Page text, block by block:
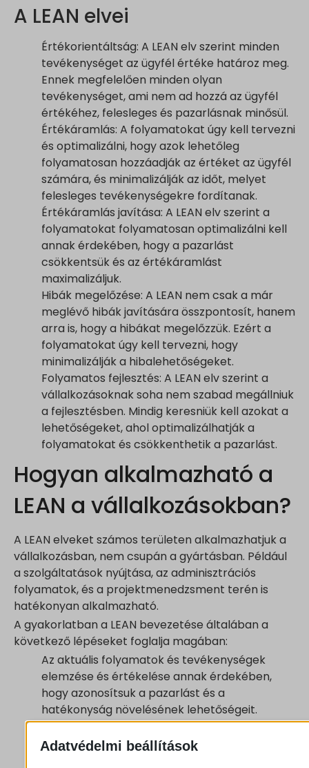
A LEAN elvei
Értékorientáltság: A LEAN elv szerint minden
tevékenységet az ügyfél értéke határoz meg.
Ennek megfelelően minden olyan
tevékenységet, ami nem ad hozzá az ügyfél
értékéhez, felesleges és pazarlásnak minősül.
Értékáramlás: A folyamatokat úgy kell tervezni
és optimalizálni, hogy azok lehetőleg
folyamatosan hozzáadják az értéket az ügyfél
számára, és minimalizálják az időt, melyet
felesleges tevékenységekre fordítanak.
Értékáramlás javítása: A LEAN elv szerint a
folyamatokat folyamatosan optimalizálni kell
annak érdekében, hogy a pazarlást
csökkentsük és az értékáramlást
maximalizáljuk.
Hibák megelőzése: A LEAN nem csak a már
meglévő hibák javítására összpontosít, hanem
arra is, hogy a hibákat megelőzzük. Ezért a
folyamatokat úgy kell tervezni, hogy
minimalizálják a hibalehetőségeket.
Folyamatos fejlesztés: A LEAN elv szerint a
vállalkozásoknak soha nem szabad megállniuk
a fejlesztésben. Mindig keresniük kell azokat a
lehetőségeket, ahol optimalizálhatják a
folyamatokat és csökkenthetik a pazarlást.
Hogyan alkalmazható a
LEAN a vállalkozásokban?
A LEAN elveket számos területen alkalmazhatjuk a
vállalkozásban, nem csupán a gyártásban. Például
a szolgáltatások nyújtása, az adminisztrációs
folyamatok, és a projektmenedzsment terén is
hatékonyan alkalmazható.
A gyakorlatban a LEAN bevezetése általában a
következő lépéseket foglalja magában:
Az aktuális folyamatok és tevékenységek
elemzése és értékelése annak érdekében,
hogy azonosítsuk a pazarlást és a
hatékonyság növelésének lehetőségeit.
A folyamatok optimalizálása és a pazarlás
csökkentése azon tevékenységek
Adatvédelmi beállítások